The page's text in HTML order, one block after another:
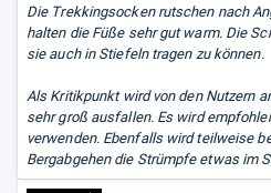
Die Trekkingsocken rutschen nach
halten die Füße sehr gut warm. Die
sie auch in Stiefeln tragen zu können.
Als Kritikpunkt wird von den Nutzern
sehr groß ausfallen. Es wird
verwenden. Ebenfalls wird teilweise
Bergabgehen die Strümpfe etwas im